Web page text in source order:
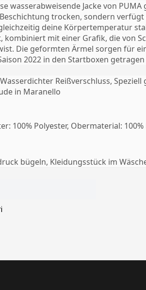
wasserabweisende Jacke von
trocken, sondern
deine Körpertemperatur
kombiniert mit einer Grafik, die von
Die geformten Ärmel sorgen für
2022 in den Startboxen
Reißverschluss,
in Maranello
100% Polyester, Obermaterial: 100%
bügeln, Kleidungsstück im